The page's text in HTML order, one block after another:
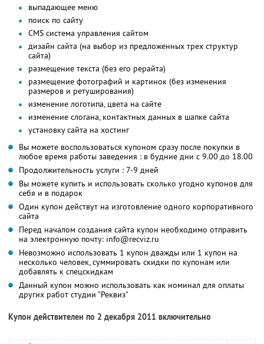
выпадающее меню
поиск по сайту
CMS система управления сайтом
дизайн сайта (на выбор из предложенных трех структур
сайта)
размещение текста (без его рерайта)
размещение фотографий и картинок (без изменения
размеров и ретуширования)
изменение логотипа, цвета на сайте
изменение слогана, контактных данных в шапке сайта
установку сайта на хостинг
Вы можете воспользоваться купоном сразу после покупки в
любое время работы заведения : в будние дни с 9.00 до 18.00
Продолжительность услуги : 7-9 дней
Вы можете купить и использовать сколько угодно купонов для
себя и в подарок
Один купон действут на изготовление одного корпоративного
сайта
Перед началом создания сайта купон необходимо отправить
на электронную почту: info@recviz.ru
Невозможно использовать 1 купон дважды или 1 купон на
несколько человек, суммировать скидки по купонам или
добавлять к спецскидкам
Данный купон можно использовать как номинал для оплаты
других работ студии "Реквиз"
Купон действителен по 2 декабря 2011 включительно